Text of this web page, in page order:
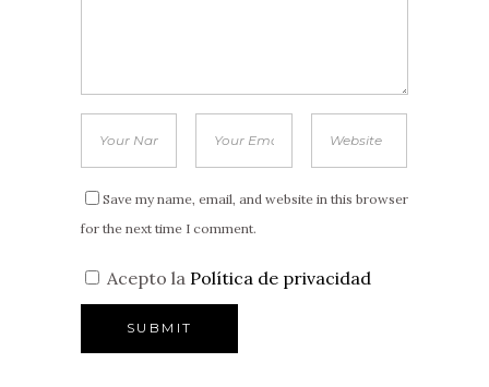
Save my name, email, and website in this browser
for the next time I comment.
Acepto la Política de privacidad